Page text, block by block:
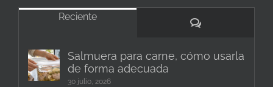
Reciente
Comentarios
Salmuera para carne, cómo usarla
de forma adecuada
30 julio, 2026